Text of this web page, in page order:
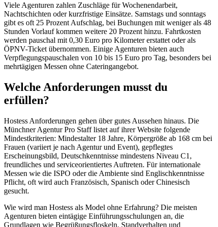
Viele Agenturen zahlen Zuschläge für Wochenendarbeit,
Nachtschichten oder kurzfristige Einsätze. Samstags und sonntags
gibt es oft 25 Prozent Aufschlag, bei Buchungen mit weniger als 48
Stunden Vorlauf kommen weitere 20 Prozent hinzu. Fahrtkosten
werden pauschal mit 0,30 Euro pro Kilometer erstattet oder als
ÖPNV-Ticket übernommen. Einige Agenturen bieten auch
Verpflegungspauschalen von 10 bis 15 Euro pro Tag, besonders bei
mehrtägigen Messen ohne Cateringangebot.
Welche Anforderungen musst du
erfüllen?
Hostess Anforderungen gehen über gutes Aussehen hinaus. Die
Münchner Agentur Pro Staff listet auf ihrer Website folgende
Mindestkriterien: Mindestalter 18 Jahre, Körpergröße ab 168 cm bei
Frauen (variiert je nach Agentur und Event), gepflegtes
Erscheinungsbild, Deutschkenntnisse mindestens Niveau C1,
freundliches und serviceorientiertes Auftreten. Für internationale
Messen wie die ISPO oder die Ambiente sind Englischkenntnisse
Pflicht, oft wird auch Französisch, Spanisch oder Chinesisch
gesucht.
Wie wird man Hostess als Model ohne Erfahrung? Die meisten
Agenturen bieten eintägige Einführungsschulungen an, die
Grundlagen wie Begrüßungsfloskeln, Standverhalten und